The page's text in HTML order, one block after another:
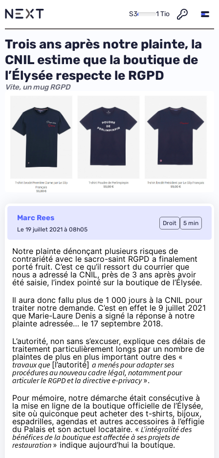
S3 1 Tio
Trois ans après notre plainte, la
CNIL estime que la boutique de
l’Élysée respecte le RGPD
Vite, un mug RGPD
Marc Rees
Le 19 juillet 2021 à 08h05
Droit 5 min
Notre plainte dénonçant plusieurs risques de
contrariété avec le sacro-saint RGPD a finalement
porté fruit. C’est ce qu’il ressort du courrier que
nous a adressé la CNIL, près de 3 ans après avoir
été saisie, l’index pointé sur la boutique de l’Élysée.
Il aura donc fallu plus de 1 000 jours à la CNIL pour
traiter notre demande. C’est en effet le 9 juillet 2021
que Marie-Laure Denis a signé la réponse à notre
plainte adressée… le 17 septembre 2018.
L’autorité, non sans s’excuser, explique ces délais de
traitement particulièrement longs par un nombre de
plaintes de plus en plus important outre des «
travaux que [l’autorité] a menés pour adapter ses
procédures au nouveau cadre légal, notamment pour
articuler le RGPD et la directive e-privacy».
Pour mémoire, notre démarche était consécutive à
la mise en ligne de la boutique officielle de l’Élysée,
site où quiconque peut acheter des t-shirts, bijoux,
espadrilles, agendas et autres accessoires à l’effigie
du Palais et son actuel locataire. « L’intégralité des
bénéfices de la boutique est affectée à ses projets de
restauration » indique aujourd’hui la boutique.